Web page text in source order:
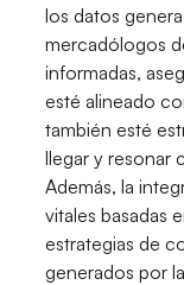
los datos
mercadólogos
informadas,
esté alineado
también esté
llegar y resonar
Además, la
vitales basadas
estrategias de
generados por